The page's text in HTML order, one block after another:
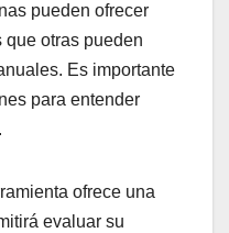
pueden ofrecer
que otras pueden
Es importante
para entender
ofrece una
evaluar su